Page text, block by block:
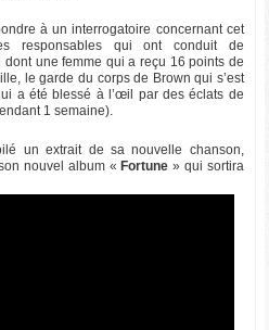
à un interrogatoire concernant cet
responsables qui ont conduit de
une femme qui a reçu 16 points de
le garde du corps de Brown qui s’est
a été blessé à l’œil par des éclats de
1 semaine).
un extrait de sa nouvelle chanson,
nouvel album « Fortune » qui sortira